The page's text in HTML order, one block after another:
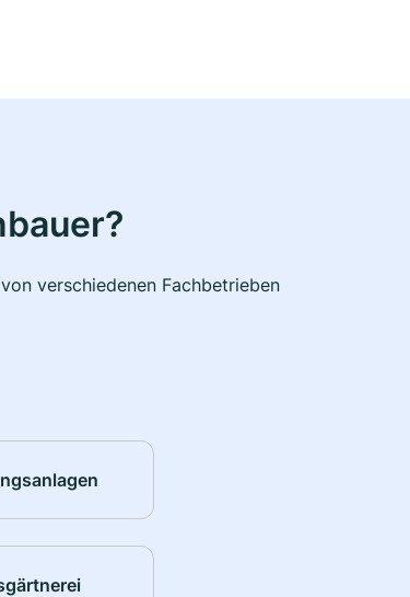
verschiedenen Fachbetrieben